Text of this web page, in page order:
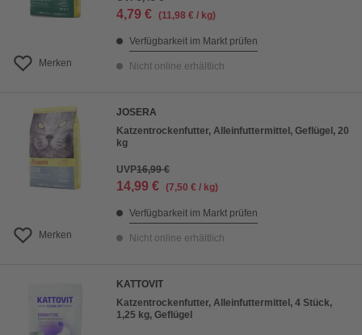
Merken
4,79 € (11,98 € / kg)
Verfügbarkeit im Markt prüfen
Nicht online erhältlich
Merken
JOSERA
Katzentrockenfutter, Alleinfuttermittel, Geflügel, 20
kg
UVP16,99 €
14,99 € (7,50 € / kg)
Verfügbarkeit im Markt prüfen
Nicht online erhältlich
KATTOVIT
Katzentrockenfutter, Alleinfuttermittel, 4 Stück,
1,25 kg, Geflügel